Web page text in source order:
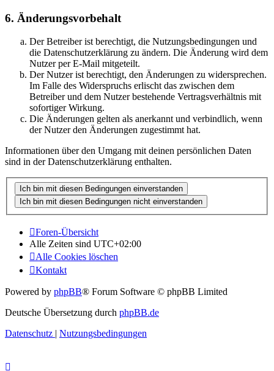
6. Änderungsvorbehalt
Der Betreiber ist berechtigt, die Nutzungsbedingungen und
die Datenschutzerklärung zu ändern. Die Änderung wird dem
Nutzer per E-Mail mitgeteilt.
Der Nutzer ist berechtigt, den Änderungen zu widersprechen.
Im Falle des Widerspruchs erlischt das zwischen dem
Betreiber und dem Nutzer bestehende Vertragsverhältnis mit
sofortiger Wirkung.
Die Änderungen gelten als anerkannt und verbindlich, wenn
der Nutzer den Änderungen zugestimmt hat.
Informationen über den Umgang mit deinen persönlichen Daten
sind in der Datenschutzerklärung enthalten.
Foren-Übersicht
Alle Zeiten sind UTC+02:00
Alle Cookies löschen
Kontakt
Powered by phpBB® Forum Software © phpBB Limited
Deutsche Übersetzung durch phpBB.de
Datenschutz | Nutzungsbedingungen